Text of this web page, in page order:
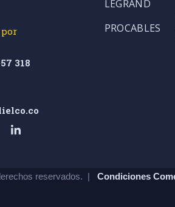
318
LEGRAND
PROCABLES
reservados. | Condiciones